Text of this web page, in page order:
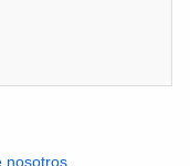
nosotros